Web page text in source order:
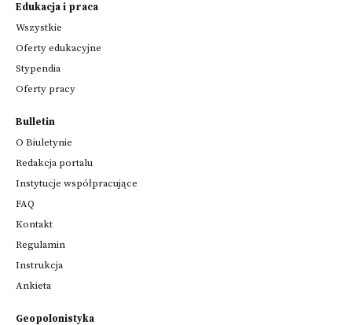
Edukacja i praca
Wszystkie
Oferty edukacyjne
Stypendia
Oferty pracy
Bulletin
O Biuletynie
Redakcja portalu
Instytucje współpracujące
FAQ
Kontakt
Regulamin
Instrukcja
Ankieta
Geopolonistyka